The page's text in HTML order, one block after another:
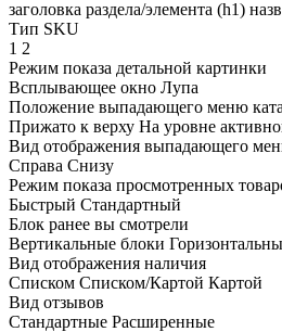
заголовка раздела/элемента (h1)
Тип SKU
1 2
Режим показа детальной картинки
Всплывающее окно Лупа
Положение выпадающего меню
Прижато к верху На уровне
Вид отображения выпадающего
Справа Снизу
Режим показа просмотренных
Быстрый Стандартный
Блок ранее вы смотрели
Вертикальные блоки
Вид отображения наличия
Списком Списком/Картой Картой
Вид отзывов
Стандартные Расширенные